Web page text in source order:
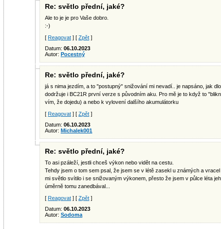
Re: světlo přední, jaké?
Ale to je je pro Vaše dobro.
:-)
[ Reagovat ] [ Zpět ]
Datum: 06.10.2023
Autor: Pocestný
Re: světlo přední, jaké?
já s nima jezdím, a to "postupný" snižování mi nevadí.. je napsáno, jak
dodržuje i BC21R první verze s původním aku. Pro mě je to když to
vím, že dojedu) a nebo k vylovení dalšího akumulátorku
[ Reagovat ] [ Zpět ]
Datum: 06.10.2023
Autor: Michalek001
Re: světlo přední, jaké?
To asi pzáleží, jestli chceš výkon nebo vidět na cestu.
Tehdy jsem o tom sem psal, že jsem se v létě zasekl u známých a
mi světlo svítilo i se snižovaným výkonem, přesto že jsem v půlce léta
úměrně tomu zanedbával...
[ Reagovat ] [ Zpět ]
Datum: 06.10.2023
Autor: Sodoma